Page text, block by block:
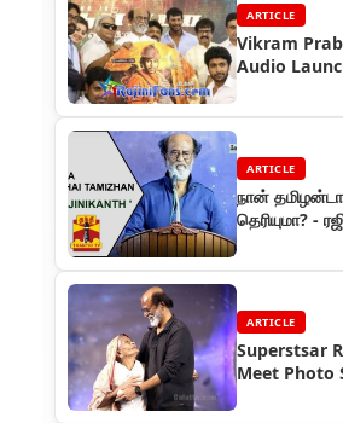
ARTICLE
Vikram
Audio
ARTICLE
நான்
ARTICLE
Superstsar
Meet Photo